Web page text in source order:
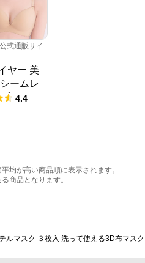
式通販サイ
ヤー 美
ームレ
ラジャ
4.4
均が高い商品順に表示されます。
商品となります。
ルマスク ３枚入 洗って使える3D布マス